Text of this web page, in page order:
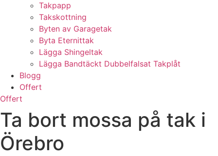
Takpapp
Takskottning
Byten av Garagetak
Byta Eternittak
Lägga Shingeltak
Lägga Bandtäckt Dubbelfalsat Takplåt
Blogg
Offert
Offert
Ta bort mossa på tak i
Örebro